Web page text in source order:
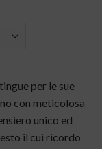
per le sue
con meticolosa
unico ed
il cui ricordo